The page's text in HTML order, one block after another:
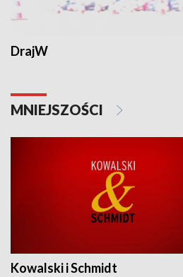
DrajW
MNIEJSZOŚCI
Kowalski i Schmidt